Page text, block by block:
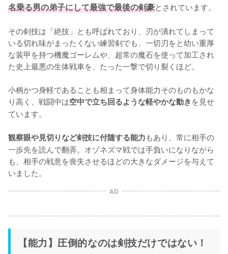
名乗る男の弟子にして最強で最後の剣豪とされています。
その剣技は「絶技」とも呼ばれており、刃が潰れてしまって
いる切れ味がまったくない練習剣でも、一切刃をと幼い重厚
な装甲を持つ機魔ゴーレムや、超常の魔石を使って加工され
た史上最悪の生体戦車を、たった一撃で切り裂くほど。
小柄かつ身軽であることも相まって身体能力そのものもかな
り高く、戦闘中は空中で立ち回るような軽やかな動きを見せ
ています。
観察眼や見切りなど剣技に付随する能力もあり、常に相手の
一歩先を読んで翻弄。オゾネズマ戦では手負いになりながら
も、相手の戦意を喪失させるほどの大きなダメージを与えて
いました。
AD
【能力】圧倒的なのは剣技だけではない！